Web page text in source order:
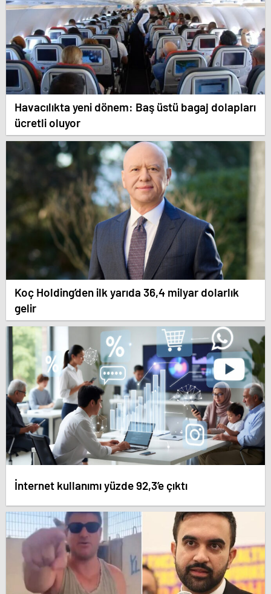
Havacılıkta yeni dönem: Baş üstü bagaj dolapları
ücretli oluyor
Koç Holding’den ilk yarıda 36,4 milyar dolarlık
gelir
İnternet kullanımı yüzde 92,3’e çıktı